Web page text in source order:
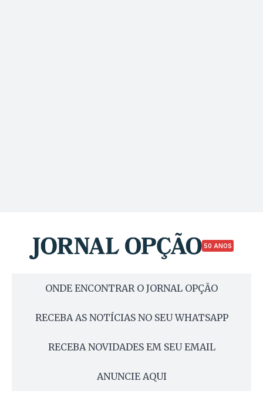
50 ANOS
ONDE ENCONTRAR O JORNAL OPÇÃO
RECEBA AS NOTÍCIAS NO SEU WHATSAPP
RECEBA NOVIDADES EM SEU EMAIL
ANUNCIE AQUI